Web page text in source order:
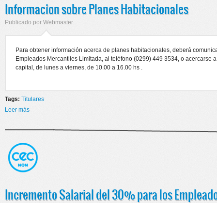
Informacion sobre Planes Habitacionales
Publicado por Webmaster
Para obtener información acerca de planes habitacionales, deberá
Empleados Mercantiles Limitada, al teléfono (0299) 449 3534, o acercarse
capital, de lunes a viernes, de 10.00 a 16.00 hs .
Tags: Titulares
Leer más
Incremento Salarial del 30% para los